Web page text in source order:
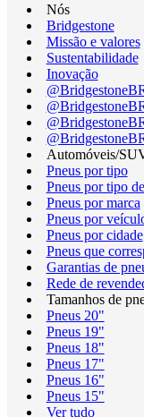
Nós
Bridgestone
Missão e valores
Sustentabilidade
Inovação
Automóveis/
Pneus por tipo
Pneus por tipo
Pneus por marca
Pneus por
Pneus por cidade
Pneus que
Garantias de
Rede de
Tamanhos de
Pneus 20"
Pneus 19"
Pneus 18"
Pneus 17"
Pneus 16"
Pneus 15"
Ver tudo